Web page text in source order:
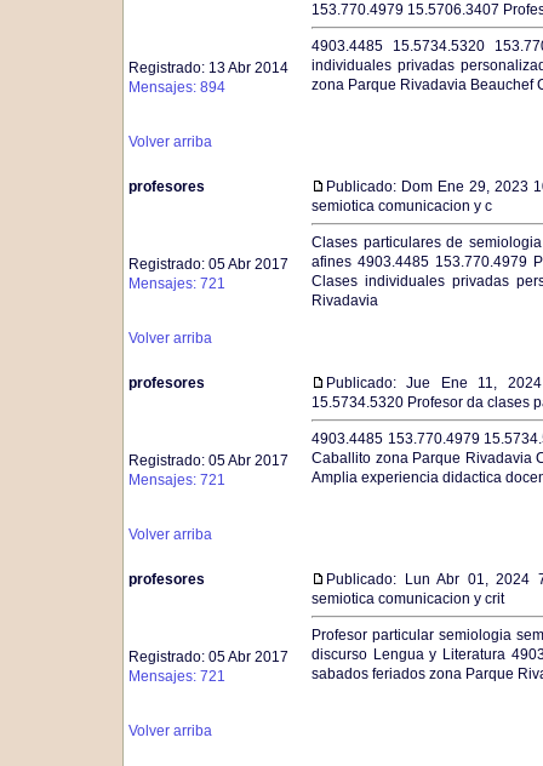
Registrado: 13 Abr 2014
Mensajes: 894
153.770.4979 15.5706.3407
4903.4485 15.5734.5320
individuales privadas
zona Parque Rivadavia Beauchef
Volver arriba
profesores
Registrado: 05 Abr 2017
Mensajes: 721
Publicado: Dom Ene 29, 2023
semiotica comunicacion y c
Clases particulares de
afines 4903.4485 153.770.4979
Clases individuales privadas
Rivadavia
Volver arriba
profesores
Registrado: 05 Abr 2017
Mensajes: 721
Publicado: Jue Ene 11,
15.5734.5320 Profesor da clases
4903.4485 153.770.4979
Caballito zona Parque Rivadavia
Amplia experiencia didactica
Volver arriba
profesores
Registrado: 05 Abr 2017
Mensajes: 721
Publicado: Lun Abr 01, 2024
semiotica comunicacion y crit
Profesor particular semiologia
discurso Lengua y Literatura
sabados feriados zona Parque
Volver arriba